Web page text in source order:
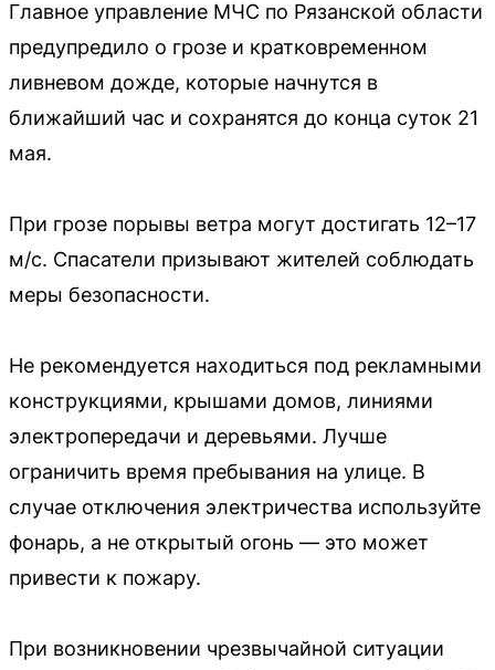
Главное управление МЧС по Рязанской области
предупредило о грозе и кратковременном
ливневом дожде, которые начнутся в
ближайший час и сохранятся до конца суток 21
мая.
При грозе порывы ветра могут достигать 12–17
м/с. Спасатели призывают жителей соблюдать
меры безопасности.
Не рекомендуется находиться под рекламными
конструкциями, крышами домов, линиями
электропередачи и деревьями. Лучше
ограничить время пребывания на улице. В
случае отключения электричества используйте
фонарь, а не открытый огонь — это может
привести к пожару.
При возникновении чрезвычайной ситуации